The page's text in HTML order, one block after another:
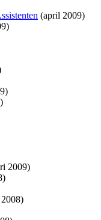
(april 2009)
2009)